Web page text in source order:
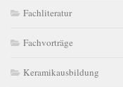
Fachliteratur
Fachvorträge
Keramikausbildung